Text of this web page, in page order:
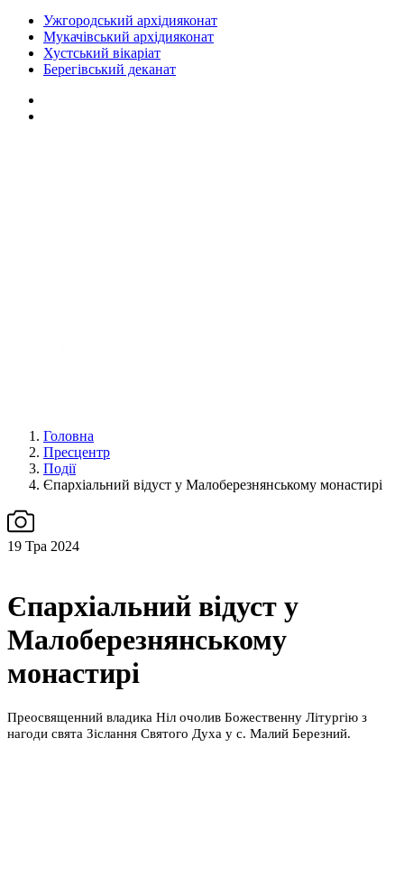
Ужгородський архідияконат
Мукачівський архідияконат
Хустський вікаріат
Берегівський деканат
Головна
Пресцентр
Події
Єпархіальний відуст у Малоберезнянському монастирі
19 Тра 2024
Єпархіальний відуст у
Малоберезнянському
монастирі
Преосвященний владика Ніл очолив Божественну Літургію з
нагоди свята Зіслання Святого Духа у с. Малий Березний.